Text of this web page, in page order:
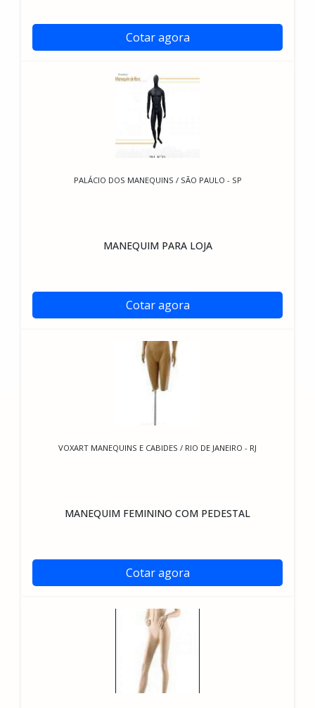
Cotar agora
PALÁCIO DOS MANEQUINS / SÃO PAULO - SP
MANEQUIM PARA LOJA
Cotar agora
VOXART MANEQUINS E CABIDES / RIO DE JANEIRO - RJ
MANEQUIM FEMININO COM PEDESTAL
Cotar agora